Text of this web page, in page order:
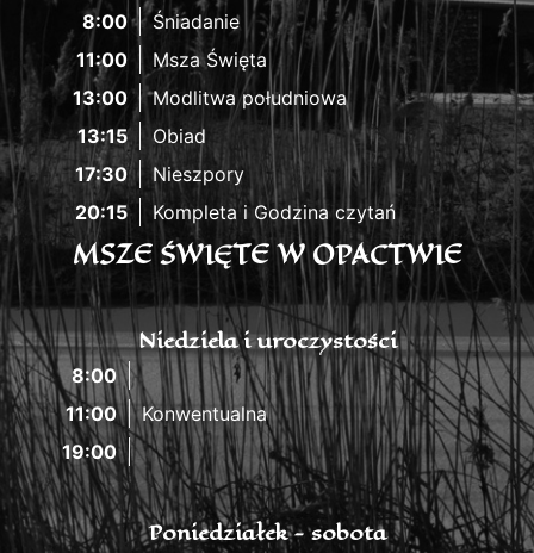
8:00
Śniadanie
11:00
Msza Święta
13:00
Modlitwa południowa
13:15
Obiad
17:30
Nieszpory
20:15
Kompleta i Godzina czytań
MSZE ŚWIĘTE W OPACTWIE
Niedziela i uroczystości
8:00
11:00
Konwentualna
19:00
Poniedziałek - sobota